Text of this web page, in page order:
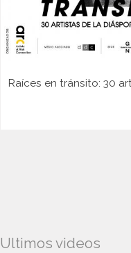
Raíces en tránsito: 30
Ultimos videos